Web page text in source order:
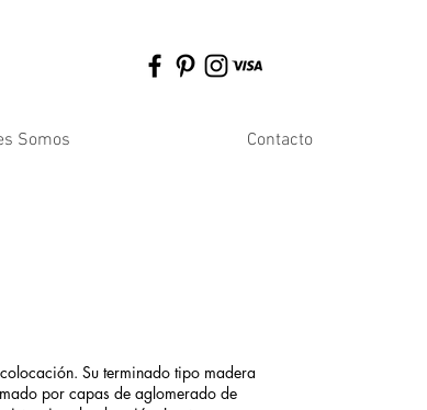
Somos Contacto
Su terminado tipo madera
por capas de aglomerado de